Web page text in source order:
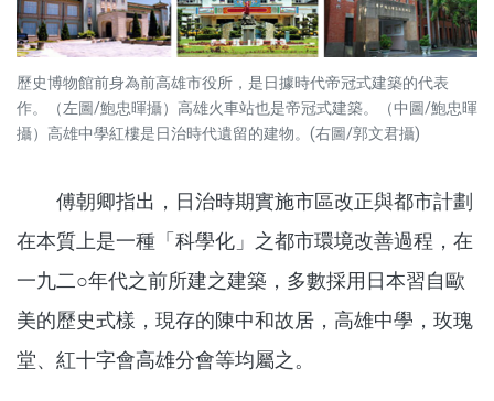
歷史博物館前身為前高雄市役所，是日據時代帝冠式建築的代表
作。（左圖/鮑忠暉攝）高雄火車站也是帝冠式建築。（中圖/鮑忠暉
攝）高雄中學紅樓是日治時代遺留的建物。(右圖/郭文君攝)
傅朝卿指出，日治時期實施市區改正與都市計劃
在本質上是一種「科學化」之都市環境改善過程，在
一九二○年代之前所建之建築，多數採用日本習自歐
美的歷史式樣，現存的陳中和故居，高雄中學，玫瑰
堂、紅十字會高雄分會等均屬之。